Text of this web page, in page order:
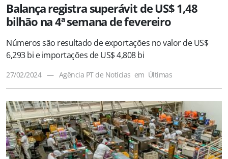
Balança registra superávit de US$ 1,48
bilhão na 4ª semana de fevereiro
Números são resultado de exportações no valor de US$
6,293 bi e importações de US$ 4,808 bi
27/02/2024 — Agência PT de Notícias em Últimas